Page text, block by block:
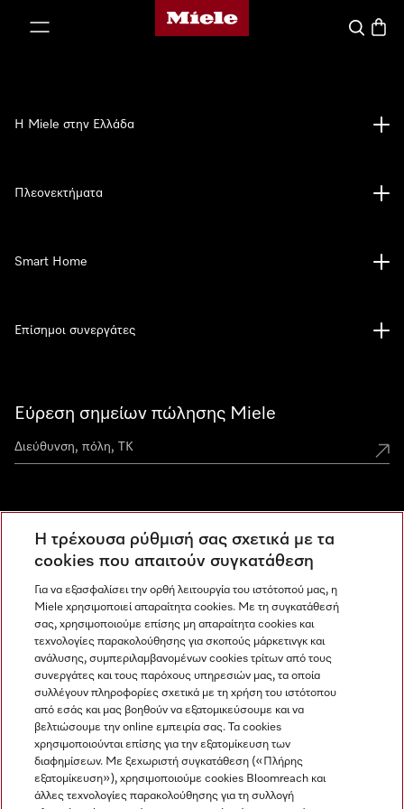
Αρχική σελίδα της Miele
Εύρεση σημείων πώλησης Miele
Ανακαλύψτε τα Miele Experience Center
Newsletter
Η Miele στην Ελλάδα
Πλεονεκτήματα
Smart Home
Επίσημοι συνεργάτες
Miele στο Instagram
Miele στο Facebook
Miele στο Youtube
Η τρέχουσα ρύθμισή σας σχετικά με τα
cookies που απαιτούν συγκατάθεση
Για να εξασφαλίσει την ορθή λειτουργία του ιστότοπού μας, η
Miele χρησιμοποιεί απαραίτητα cookies. Με τη συγκατάθεσή
σας, χρησιμοποιούμε επίσης μη απαραίτητα cookies και
τεχνολογίες παρακολούθησης για σκοπούς μάρκετινγκ και
ανάλυσης, συμπεριλαμβανομένων cookies τρίτων από τους
συνεργάτες και τους παρόχους υπηρεσιών μας, τα οποία
συλλέγουν πληροφορίες σχετικά με τη χρήση του ιστότοπου
από εσάς και μας βοηθούν να εξατομικεύσουμε και να
βελτιώσουμε την online εμπειρία σας. Τα cookies
χρησιμοποιούνται επίσης για την εξατομίκευση των
διαφημίσεων. Με ξεχωριστή συγκατάθεση («Πλήρης
εξατομίκευση»), χρησιμοποιούμε cookies Bloomreach και
άλλες τεχνολογίες παρακολούθησης για τη συλλογή